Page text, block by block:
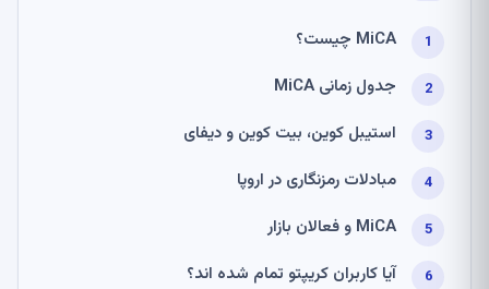
MiCA چیست؟
جدول زمانی MiCA
استیبل کوین، بیت کوین و دیفای
مبادلات رمزنگاری در اروپا
MiCA و فعالان بازار
آیا کاربران کریپتو تمام شده اند؟